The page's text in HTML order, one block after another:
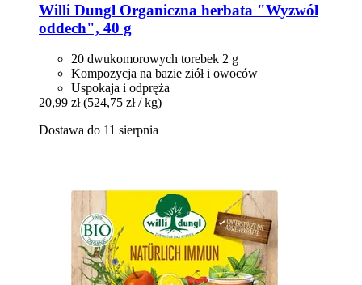
Willi Dungl Organiczna herbata "Wyzwól
oddech", 40 g
20 dwukomorowych torebek 2 g
Kompozycja na bazie ziół i owoców
Uspokaja i odpręża
20,99 zł (524,75 zł / kg)
Dostawa do 11 sierpnia